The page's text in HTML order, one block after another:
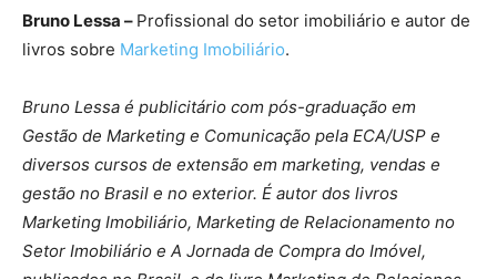
Bruno Lessa – Profissional do setor imobiliário e autor de
livros sobre Marketing Imobiliário.
Bruno Lessa é publicitário com pós-graduação em
Gestão de Marketing e Comunicação pela ECA/USP e
diversos cursos de extensão em marketing, vendas e
gestão no Brasil e no exterior. É autor dos livros
Marketing Imobiliário, Marketing de Relacionamento no
Setor Imobiliário e A Jornada de Compra do Imóvel,